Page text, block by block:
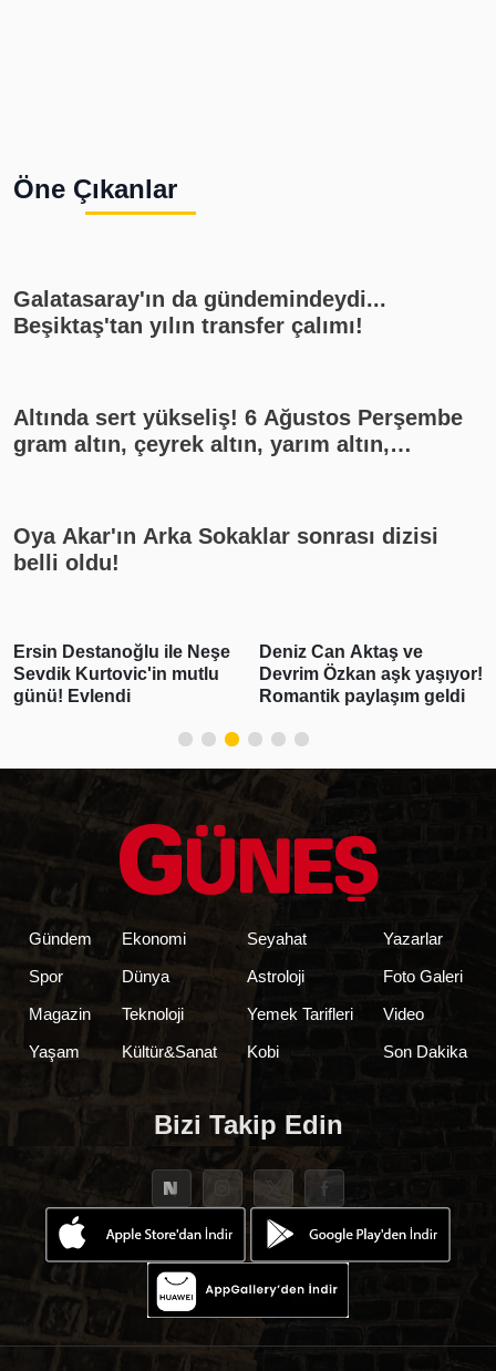
Öne Çıkanlar
Galatasaray'ın da gündemindeydi...
Beşiktaş'tan yılın transfer çalımı!
Altında sert yükseliş! 6 Ağustos Perşembe
gram altın, çeyrek altın, yarım altın,
Oya Akar'ın Arka Sokaklar sonrası dizisi
belli oldu!
Ersin Destanoğlu ile Neşe
Sevdik Kurtovic'in mutlu
günü! Evlendi
Deniz Can Aktaş ve
Devrim Özkan aşk yaşıyor!
Romantik paylaşım geldi
Gündem
Spor
Magazin
Yaşam
Ekonomi
Dünya
Teknoloji
Kültür&Sanat
Seyahat
Astroloji
Yemek Tarifleri
Kobi
Yazarlar
Foto Galeri
Video
Son Dakika
Bizi Takip Edin